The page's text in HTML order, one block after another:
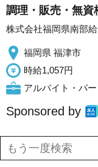
調理・販売・無資
株式会社福岡県南部
福岡県 福津市
時給1,057円
アルバイト・パー
Sponsored by